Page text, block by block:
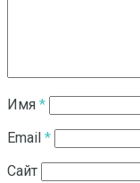
Имя *
Email *
Сайт